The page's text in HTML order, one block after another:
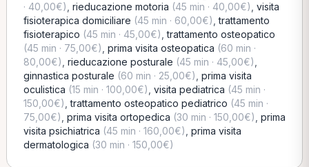
· 40,00€) rieducazione motoria (45 min · 40,00€) visita
fisioterapica domiciliare (45 min · 60,00€) ,trattamento
fisioterapico (45 min · 45,00€) ,trattamento osteopatico
(45 min · 75,00€) prima visita osteopatica (60 min ·
80,00€) rieducazione posturale (45 min · 45,00€)
ginnastica posturale (60 min · 25,00€) prima visita
oculistica (15 min · 100,00€) visita pediatrica (45 min ·
150,00€) ,trattamento osteopatico pediatrico (45 min ·
75,00€) prima visita ortopedica (30 min · 150,00€) prima
visita psichiatrica (45 min · 160,00€) prima visita
dermatologica (30 min · 150,00€)